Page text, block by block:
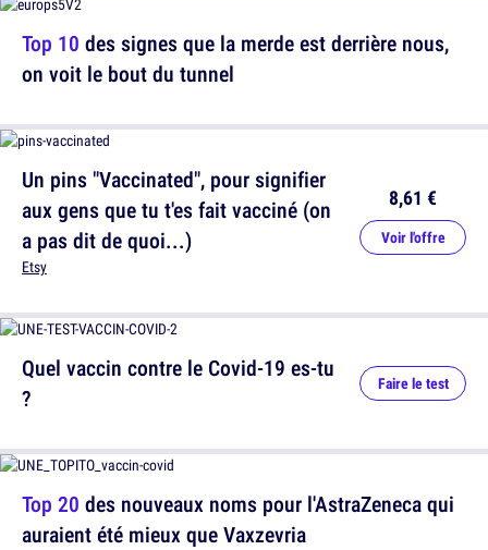
Un pins "Vaccinated", pour signifier
aux gens que tu t'es fait vacciné (on
a pas dit de quoi...)
Etsy
8,61 €
Voir l'offre
Top 20 des nouveaux noms pour l'AstraZeneca qui
auraient été mieux que Vaxzevria
Top 10 des signes que la merde est derrière nous,
on voit le bout du tunnel
Quel vaccin contre le Covid-19 es-tu
?
Faire le test